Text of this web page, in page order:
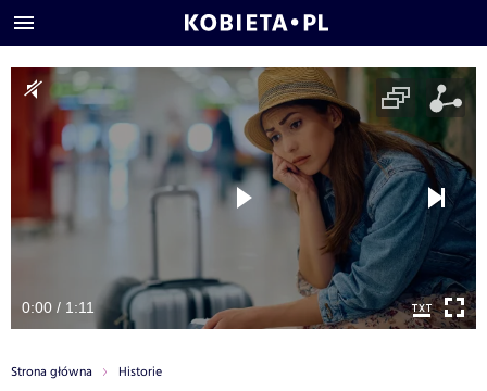
0:00 / 1:11
Strona główna Historie